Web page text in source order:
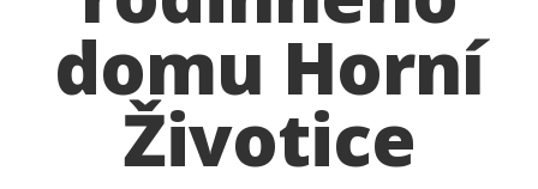
domu Horní
Životice